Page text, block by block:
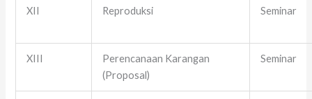
XII Reproduksi Seminar
XIII
Perencanaan Karangan
(Proposal)
Seminar